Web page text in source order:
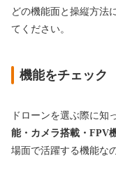
どの機能面と操縦方法
てください。
機能をチェック
ドローンを選ぶ際に知
能・カメラ搭載・FPV
場面で活躍する機能な